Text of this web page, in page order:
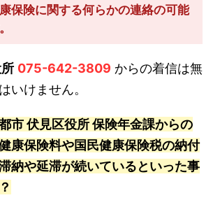
保険に関する何らかの連絡の可能
075-642-3809 からの着信は無
いけません。
市 伏見区役所 保険年金課からの
康保険料や国民健康保険税の納付
納や延滞が続いているといった事